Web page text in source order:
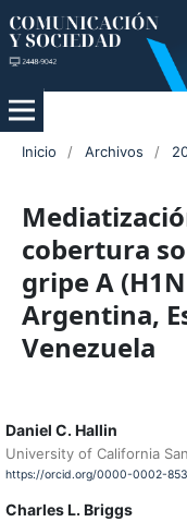
Inicio / Archivos /
cobertura
gripe A
Argentina,
Venezuela
Daniel C. Hallin
University of California
https://orcid.org/0000-0002-
Charles L. Briggs